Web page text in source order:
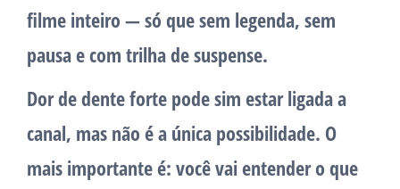
filme inteiro — só que sem legenda, sem
pausa e com trilha de suspense.
Dor de dente forte pode sim estar ligada a
canal, mas não é a única possibilidade. O
mais importante é: você vai entender o que